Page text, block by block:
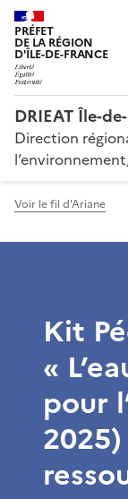
PRÉFET
DE LA RÉGION
D'ÎLE-DE-FRANCE
DRIEAT Île-
Direction
Voir le fil d'Ariane
Kit
«
pour